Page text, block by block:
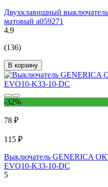
Двухклавишный
матовый a059271
4.9
(136)
В корзину
-32%
78 ₽
115 ₽
Выключатель GENERICA
EVO10-K33-10-DC
5